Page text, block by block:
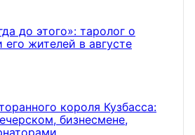
до этого»: таролог о
его жителей в августе
короля Кузбасса:
бизнесмене,